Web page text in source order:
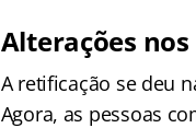
Alterações nos
A retificação se deu
Agora, as pessoas